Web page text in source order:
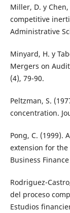
Miller, D. y
competitive
Administrative
Minyard, H. y
Mergers on
(4), 79-90.
Peltzman, S.
concentration.
Pong, C. (1999).
extension for the
Business
Rodriguez-
del proceso
Estudios